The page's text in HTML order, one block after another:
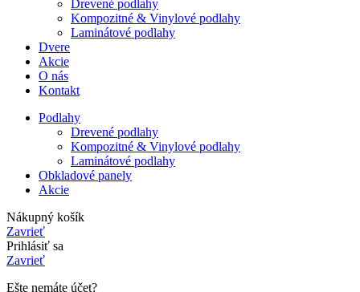
Drevené podlahy
Kompozitné & Vinylové podlahy
Laminátové podlahy
Dvere
Akcie
O nás
Kontakt
Podlahy
Drevené podlahy
Kompozitné & Vinylové podlahy
Laminátové podlahy
Obkladové panely
Akcie
Nákupný košík
Zavrieť
Prihlásiť sa
Zavrieť
Ešte nemáte účet?